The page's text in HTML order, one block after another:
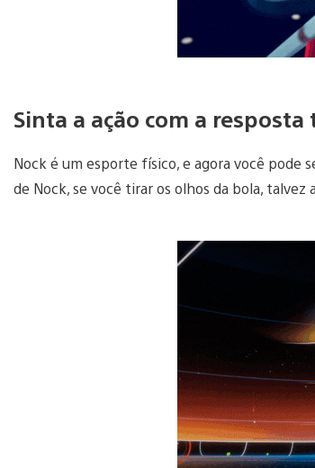
Sinta a ação com a
Nock é um esporte físico, e agora você pode
de Nock, se você tirar os olhos da bola, talvez